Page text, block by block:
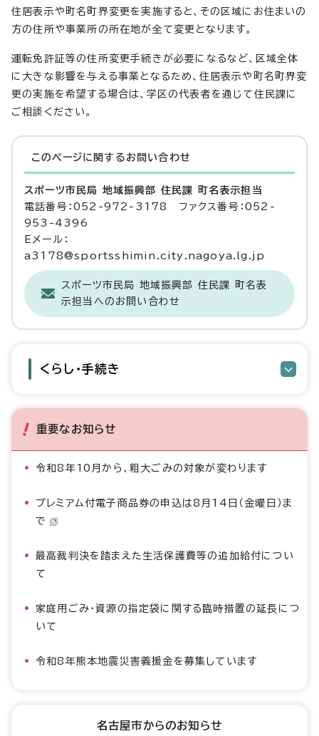
住居表示や町名町界変更を実施すると、その区域にお住まいの
方の住所や事業所の所在地が全て変更となります。
運転免許証等の住所変更手続きが必要になるなど、区域全体
に大きな影響を与える事業となるため、住居表示や町名町界変
更の実施を希望する場合は、学区の代表者を通じて住民課に
ご相談ください。
このページに関する お問い合わせ
スポーツ市民局 地域振興部 住民課 町名表示担当
電話番号：052-972-3178 ファクス番号：052-
953-4396
Eメール：
a3178@sportsshimin.city.nagoya.lg.jp
スポーツ市民局 地域振興部 住民課 町名表
示担当へのお問い合わせ
くらし・手続き
重要なお知らせ
令和8年10月から、粗大ごみの対象が変わります
プレミアム付電子商品券の申込は8月14日（金曜日）ま
で
最高裁判決を踏まえた生活保護費等の追加給付につい
て
家庭用ごみ・資源の指定袋に関する臨時措置の延長につ
いて
令和8年熊本地震災害義援金を募集しています
名古屋市からのお知らせ